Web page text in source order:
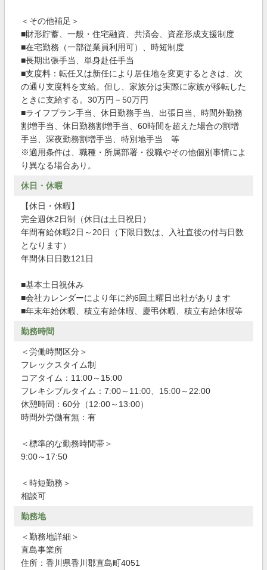
＜その他補足＞
■財形貯蓄、一般・住宅融資、共済会、資産形成支援制度
■在宅勤務（一部従業員利用可）、時短制度
■長期出張手当、単身赴任手当
■支度料：転任又は新任により居住地を変更するときは、次
の通り支度料を支給。但し、家族分は実際に家族が移転した
ときに支給する。30万円－50万円
■ライフプラン手当、休日勤務手当、出張日当、時間外勤務
割増手当、休日勤務割増手当、60時間を超えた場合の割増
手当、深夜勤務割増手当、特別地手当 等
※適用条件は、職種・所属部署・役職やその他個別事情によ
り異なる場合あり。
休日・休暇
【休日・休暇】
完全週休2日制（休日は土日祝日）
年間有給休暇2日～20日（下限日数は、入社直後の付与日数
となります）
年間休日日数121日
■基本土日祝休み
■会社カレンダーにより年に約6回土曜日出社があります
■年末年始休暇、積立有給休暇、慶弔休暇、積立有給休暇等
勤務時間
＜労働時間区分＞
フレックスタイム制
コアタイム：11:00～15:00
フレキシブルタイム：7:00～11:00、15:00～22:00
休憩時間：60分（12:00～13:00）
時間外労働有無：有
＜標準的な勤務時間帯＞
9:00～17:50
＜時短勤務＞
相談可
勤務地
＜勤務地詳細＞
直島事業所
住所：香川県香川郡直島町4051